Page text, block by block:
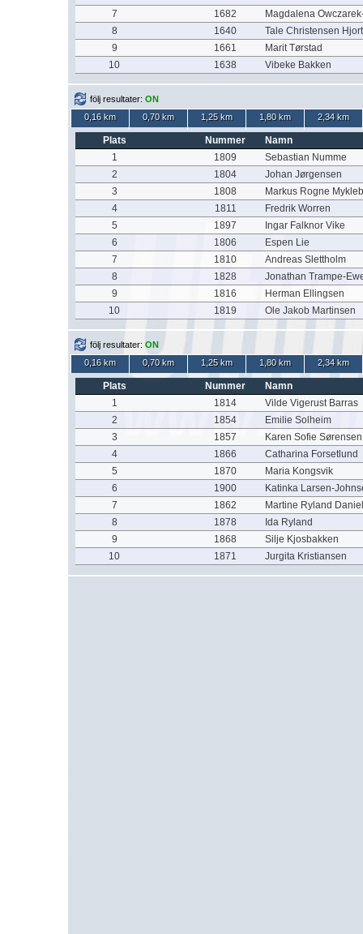
7
1682
Magdalena
8
1640
Tale Christensen
9
1661
Marit Tørstad
10
1638 Vibeke Bakken
följ resultater: ON
0,16 km
0,70 km 1,25 km 1,80 km 2,34 km
Plats Nummer
Namn
1
1809
Sebastian Numme
2
1804
Johan Jørgensen
3
1808
Markus Rogne
4
1811
Fredrik Worren
5
1897
Ingar Falknor Vike
6
1806
Espen Lie
7
1810
Andreas Slettholm
8
1828
Jonathan Trampe-
9
1816
Herman Ellingsen
10
1819 Ole Jakob Martinsen
följ resultater: ON
0,16 km
0,70 km 1,25 km 1,80 km 2,34 km
Plats Nummer
Namn
1
1814
Vilde Vigerust Barras
2
1854
Emilie Solheim
3
1857
Karen Sofie Sørensen
4
1866
Catharina Forsetlund
5
1870
Maria Kongsvik
6
1900
Katinka Larsen-
7
1862
Martine Ryland
8
1878
Ida Ryland
9
1868
Silje Kjosbakken
10
1871 Jurgita Kristiansen